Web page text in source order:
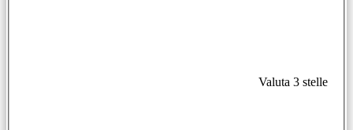
Valuta 3 stelle